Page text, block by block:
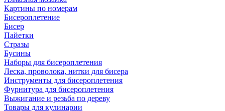
Картины по номерам
Бисероплетение
Бисер
Пайетки
Стразы
Бусины
Наборы для бисероплетения
Леска, проволока, нитки для бисера
Инструменты для бисероплетения
Фурнитура для бисероплетения
Выжигание и резьба по дереву
Товары для кулинарии